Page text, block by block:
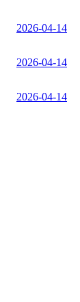
2026-04-14
2026-04-14
2026-04-14